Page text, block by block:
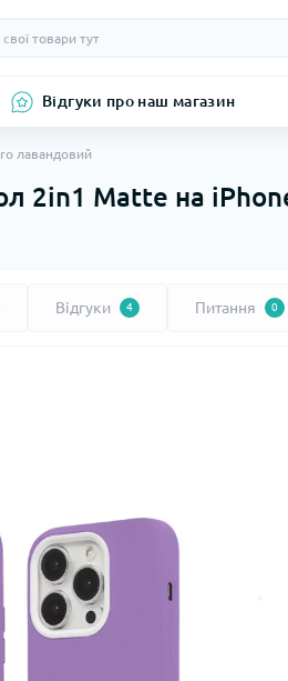
Відгуки про наш магазин
лавандовий
2in1 Matte на
Відгуки 4 Питання 0